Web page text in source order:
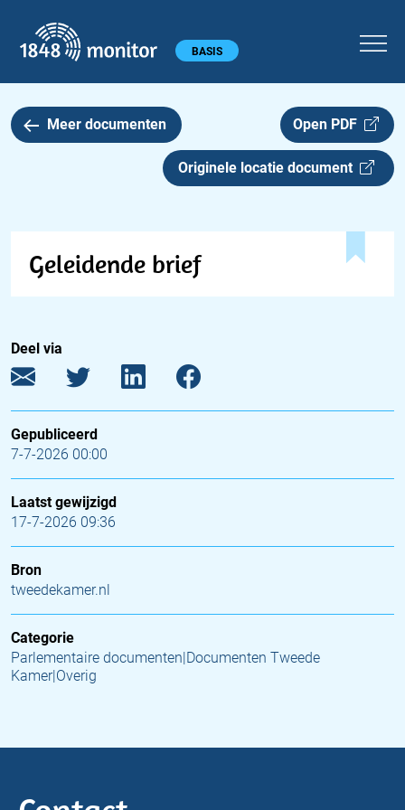
Hoofdmenu BASIS
Meer documenten Open PDF
Originele locatie document
Geleidende brief
Deel via
Gepubliceerd
7-7-2026 00:00
Laatst gewijzigd
17-7-2026 09:36
Bron
tweedekamer.nl
Categorie
Parlementaire documenten|Documenten Tweede
Kamer|Overig